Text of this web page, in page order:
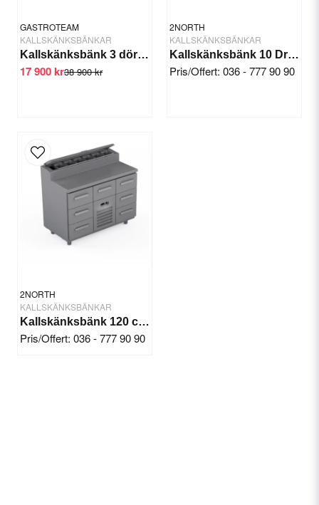
GASTROTEAM
KALLSKÄNKSBÄNKAR
Kallskänksbänk 3 dörrar 1/4 GN 200x80x90/110 cm
38 900 kr
17 900 kr
2NORTH
KALLSKÄNKSBÄNKAR
Kallskänksbänk 10 Draglådor 1/6 GN med Lock
Pris/Offert: 036 - 777 90 90
2NORTH
KALLSKÄNKSBÄNKAR
Kallskänksbänk 120 cm 7 draglådor
Pris/Offert: 036 - 777 90 90